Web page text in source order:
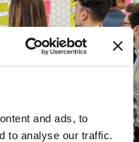
and ads, to
to analyse our traffic.